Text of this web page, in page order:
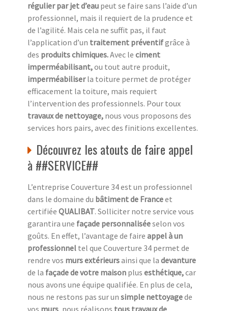
régulier par jet d’eau peut se faire sans l’aide d’un
professionnel, mais il requiert de la prudence et
de l’agilité. Mais cela ne suffit pas, il faut
l’application d’un traitement préventifgrâce à
des produits chimiques.Avec le ciment
imperméabilisant,ou tout autre produit,
imperméabiliserla toiture permet de protéger
efficacement la toiture, mais requiert
l’intervention des professionnels. Pour toux
travaux de nettoyage, nous vous proposons des
services hors pairs, avec des finitions excellentes.
Découvrez les atouts de faire appel
à ##SERVICE##
L’entreprise Couverture 34 est un professionnel
dans le domaine du bâtiment de Franceet
certifiée QUALIBAT. Solliciter notre service vous
garantira une façade personnaliséeselon vos
goûts. En effet, l’avantage de faire appel à un
professionnel tel que Couverture 34 permet de
rendre vos murs extérieursainsi que la devanture
de la façade de votre maison plus esthétique,car
nous avons une équipe qualifiée. En plus de cela,
nous ne restons pas sur un simple nettoyagede